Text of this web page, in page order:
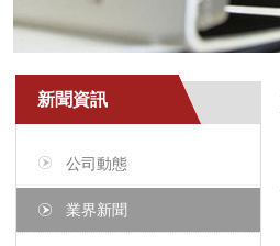
新聞資訊
公司動態
業界新聞